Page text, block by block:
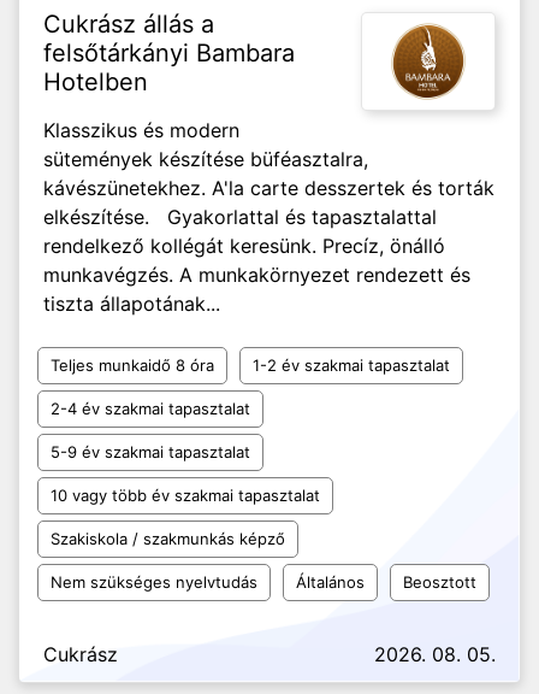
Cukrász állás a
felsőtárkányi Bambara
Hotelben
Klasszikus és modern
sütemények készítése büféasztalra,
kávészünetekhez. A'la carte desszertek és torták
elkészítése. Gyakorlattal és tapasztalattal
rendelkező kollégát keresünk. Precíz, önálló
munkavégzés. A munkakörnyezet rendezett és
tiszta állapotának...
Teljes munkaidő 8 óra 1-2 év szakmai tapasztalat
2-4 év szakmai tapasztalat
5-9 év szakmai tapasztalat
10 vagy több év szakmai tapasztalat
Szakiskola / szakmunkás képző
Nem szükséges nyelvtudás Általános Beosztott
Cukrász 2026. 08. 05.